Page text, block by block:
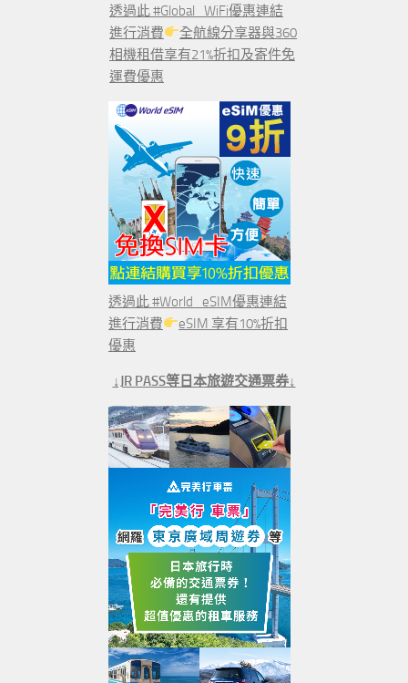
透過此 #Global_WiFi優惠連結
進行消費
全航線分享器與360
相機租借享有21%折扣及寄件免
運費優惠
透過此 #World_eSIM優惠連結
進行消費
eSIM 享有10%折扣
優惠
↓JR PASS等日本旅遊交通票券↓